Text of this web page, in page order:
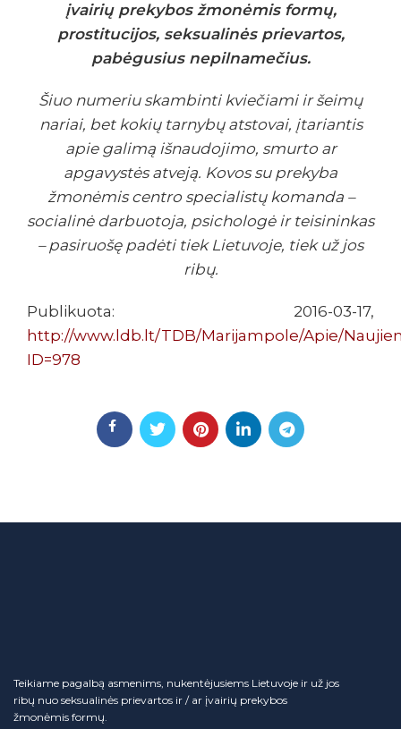
įvairių prekybos žmonėmis formų,
prostitucijos, seksualinės prievartos,
pabėgusius nepilnamečius.
Šiuo numeriu skambinti kviečiami ir šeimų
nariai, bet kokių tarnybų atstovai, įtariantis
apie galimą išnaudojimo, smurto ar
apgavystės atveją. Kovos su prekyba
žmonėmis centro specialistų komanda –
socialinė darbuotoja, psichologė ir teisininkas
– pasiruošę padėti tiek Lietuvoje, tiek už jos
ribų.
Publikuota: 2016-03-17,
http://www.ldb.lt/TDB/Marijampole/Apie/
ID=978
Teikiame pagalbą asmenims, nukentėjusiems Lietuvoje ir už jos
ribų nuo seksualinės prievartos ir / ar įvairių prekybos
žmonėmis formų.